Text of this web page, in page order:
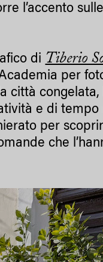
l’accento
di Tiberio
per
città
e di
per
che